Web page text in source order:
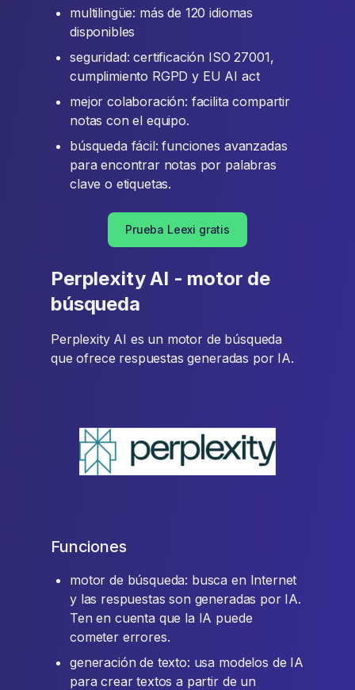
multilingüe: más de 120 idiomas
disponibles
seguridad: certificación ISO 27001,
cumplimiento RGPD y EU AI act
mejor colaboración: facilita compartir
notas con el equipo.
búsqueda fácil: funciones avanzadas
para encontrar notas por palabras
clave o etiquetas.
Prueba Leexi gratis
Perplexity AI - motor de
búsqueda
Perplexity AI es un motor de búsqueda
que ofrece respuestas generadas por IA.
Funciones
motor de búsqueda: busca en Internet
y las respuestas son generadas por IA.
Ten en cuenta que la IA puede
cometer errores.
generación de texto: usa modelos de IA
para crear textos a partir de un